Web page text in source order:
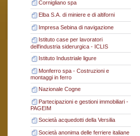
Cornigliano spa
Elba S.A. di miniere e di altiforni
Impresa Sebina di navigazione
Istituto case per lavoratori
dell'industria siderurgica - ICLIS
Istituto Industriale ligure
Monferro spa - Costruzioni e
montaggi in ferro
Nazionale Cogne
Partecipazioni e gestioni immobiliari -
PAGEIM
Società acquedotti della Versilia
Società anonima delle ferriere italiane